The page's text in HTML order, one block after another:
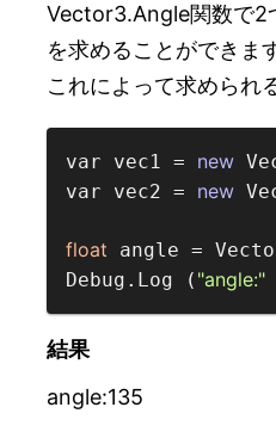
Vector3.Angle関数で2
を求めることができま
これによって求められ
var vec1 = new
var vec2 = new
float angle =
Debug.Log ( "angle:"
結果
angle:135